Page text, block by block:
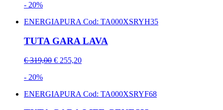
- 20%
ENERGIAPURA Cod: TA000XSRYH35
TUTA GARA LAVA
€ 319,00 € 255,20
- 20%
ENERGIAPURA Cod: TA000XSRYF68